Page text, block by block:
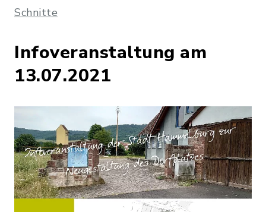
Schnitte
Infoveranstaltung am
13.07.2021